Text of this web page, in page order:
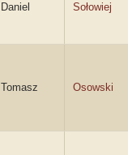
Daniel Sołowiej
Tomasz Osowski